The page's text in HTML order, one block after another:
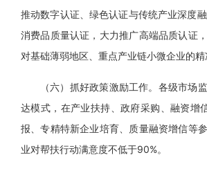
推动数字认证、绿色认证与传统产业深度
消费品质量认证，大力推广高端品质认证
对基础薄弱地区、重点产业链小微企业的
（六）抓好政策激励工作。各级市场
达模式，在产业扶持、政府采购、融资增
报、专精特新企业培育、质量融资增信等
业对帮扶行动满意度不低于90%。